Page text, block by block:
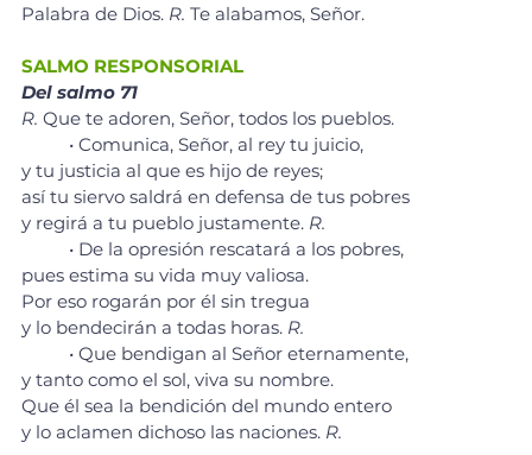
Palabra de Dios. R. Te alabamos, Señor.
SALMO RESPONSORIAL
Del salmo 71
R. Que te adoren, Señor, todos los pueblos.
	• Comunica, Señor, al rey tu juicio,
y tu justicia al que es hijo de reyes;
así tu siervo saldrá en defensa de tus pobres
y regirá a tu pueblo justamente. R.
	• De la opresión rescatará a los pobres,
pues estima su vida muy valiosa.
Por eso rogarán por él sin tregua
y lo bendecirán a todas horas. R.
	• Que bendigan al Señor eternamente,
y tanto como el sol, viva su nombre.
Que él sea la bendición del mundo entero
y lo aclamen dichoso las naciones. R.